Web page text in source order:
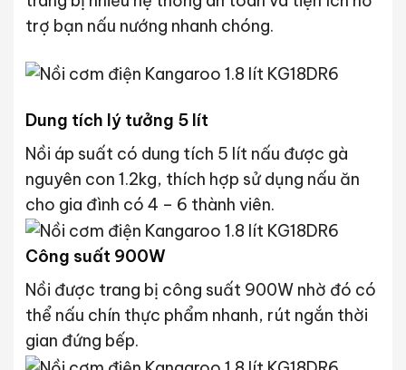
trợ bạn nấu nướng nhanh chóng.
Dung tích lý tưởng 5 lít
Nồi áp suất có dung tích 5 lít nấu được gà
nguyên con 1.2kg, thích hợp sử dụng nấu ăn
cho gia đình có 4 – 6 thành viên.
Công suất 900W
Nồi được trang bị công suất 900W nhờ đó có
thể nấu chín thực phẩm nhanh, rút ngắn thời
gian đứng bếp.